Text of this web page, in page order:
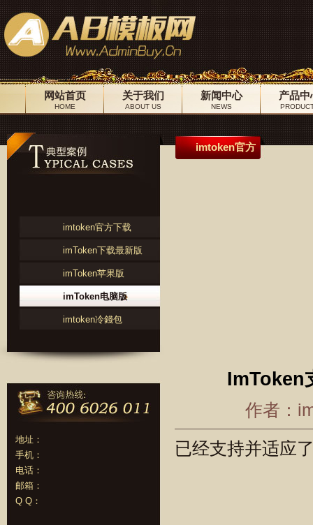
网站首页
HOME
关于我们
ABOUT US
新闻中心
NEWS
产品中
imtoken官方下载
imToken下载最新版
imToken苹果版
imToken电脑版
imtoken冷錢包
地址：
手机：
电话：
邮箱：
Q Q：
imtoken官方
ImToken
作者：
已经支持并适应